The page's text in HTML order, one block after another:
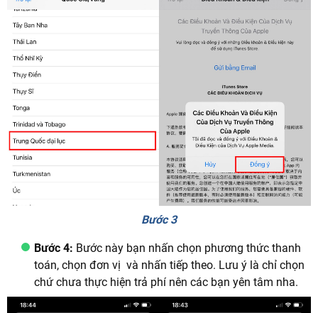
Bước 3
Bước 4: Bước này bạn nhấn chọn phương thức thanh
toán, chọn đơn vị và nhấn tiếp theo. Lưu ý là chỉ chọn
chứ chưa thực hiện trả phí nên các bạn yên tâm nha.